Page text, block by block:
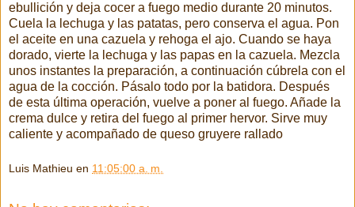
ebullición y deja cocer a fuego medio durante 20 minutos.
Cuela la lechuga y las patatas, pero conserva el agua. Pon
el aceite en una cazuela y rehoga el ajo. Cuando se haya
dorado, vierte la lechuga y las papas en la cazuela. Mezcla
unos instantes la preparación, a continuación cúbrela con el
agua de la cocción. Pásalo todo por la batidora. Después
de esta última operación, vuelve a poner al fuego. Añade la
crema dulce y retira del fuego al primer hervor. Sirve muy
caliente y acompañado de queso gruyere rallado
Luis Mathieu en 11:05:00 a. m.